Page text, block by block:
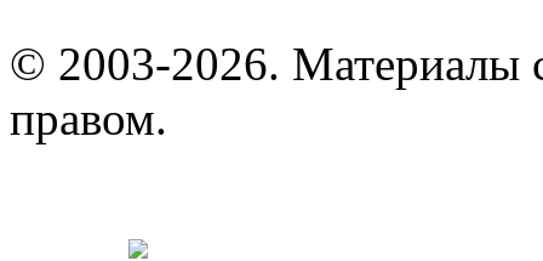
© 2003-2026. Материалы
правом.